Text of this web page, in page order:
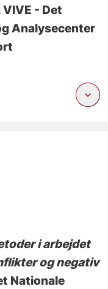
VIVE - Det
Analysecenter
i arbejdet
og negativ
Nationale